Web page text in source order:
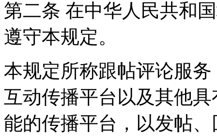
第二条 在中华人民共和
遵守本规定。
本规定所称跟帖评论服
互动传播平台以及其他
能的传播平台，以发帖